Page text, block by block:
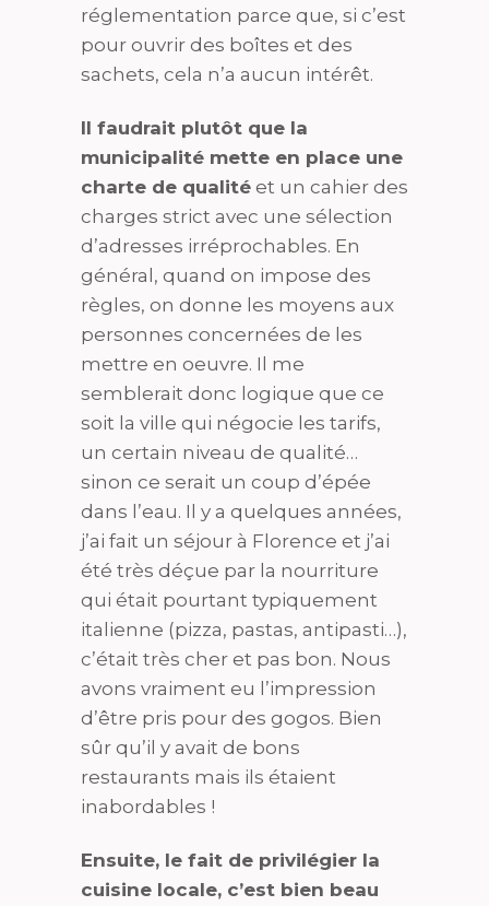
réglementation parce que, si c’est
pour ouvrir des boîtes et des
sachets, cela n’a aucun intérêt.
Il faudrait plutôt que la
municipalité mette en place une
charte de qualité et un cahier des
charges strict avec une sélection
d’adresses irréprochables. En
général, quand on impose des
règles, on donne les moyens aux
personnes concernées de les
mettre en oeuvre. Il me
semblerait donc logique que ce
soit la ville qui négocie les tarifs,
un certain niveau de qualité…
sinon ce serait un coup d’épée
dans l’eau. Il y a quelques années,
j’ai fait un séjour à Florence et j’ai
été très déçue par la nourriture
qui était pourtant typiquement
italienne (pizza, pastas, antipasti…),
c’était très cher et pas bon. Nous
avons vraiment eu l’impression
d’être pris pour des gogos. Bien
sûr qu’il y avait de bons
restaurants mais ils étaient
inabordables !
Ensuite, le fait de privilégier la
cuisine locale, c’est bien beau